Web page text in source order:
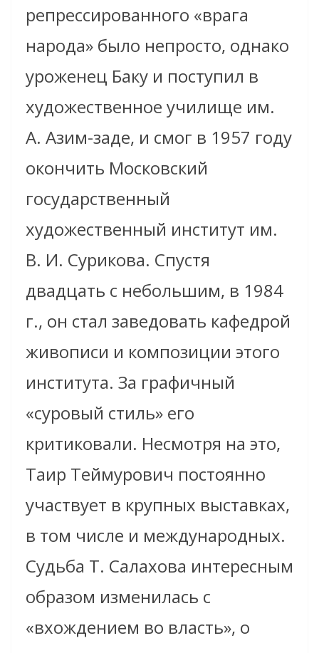
репрессированного «врага
народа» было непросто, однако
уроженец Баку и поступил в
художественное училище им.
А. Азим-заде, и смог в 1957 году
окончить Московский
государственный
художественный институт им.
В. И. Сурикова. Спустя
двадцать с небольшим, в 1984
г., он стал заведовать кафедрой
живописи и композиции этого
института. За графичный
«суровый стиль» его
критиковали. Несмотря на это,
Таир Теймурович постоянно
участвует в крупных выставках,
в том числе и международных.
Судьба Т. Салахова интересным
образом изменилась с
«вхождением во власть», о